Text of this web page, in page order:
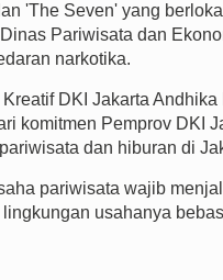
'The Seven' yang
Pariwisata dan
narkotika.
DKI Jakarta
komitmen Pemprov DKI
dan hiburan di
pariwisata wajib
usahanya